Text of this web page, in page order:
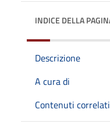
INDICE DELLA
Descrizione
A cura di
Contenuti correlati